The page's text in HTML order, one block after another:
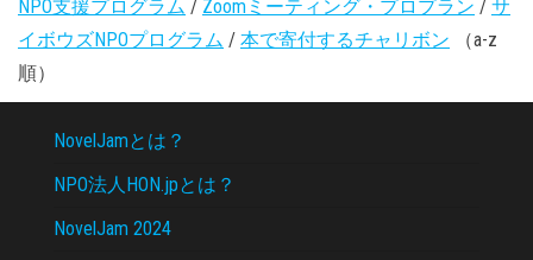
NPO支援プログラム / Zoomミーティング・プロプラン / サ
イボウズNPOプログラム / 本で寄付するチャリボン （a-z
順）
NovelJamとは？
NPO法人HON.jpとは？
NovelJam 2024